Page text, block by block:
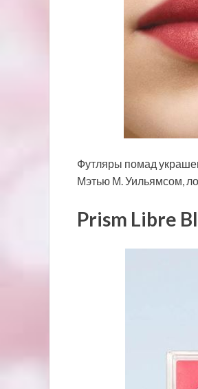
Футляры помад
Мэтью М. Уильямсом,
Prism Libre